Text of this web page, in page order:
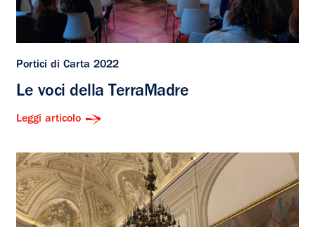
Portici di Carta 2022
Le voci della TerraMadre
Leggi articolo